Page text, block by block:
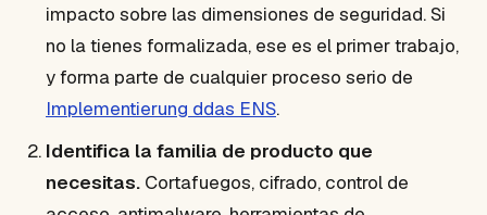
impacto sobre las dimensiones de seguridad. Si
no la tienes formalizada, ese es el primer trabajo,
y forma parte de cualquier proceso serio de
Implementierung ddas ENS.
Identifica la familia de producto que
necesitas. Cortafuegos, cifrado, control de